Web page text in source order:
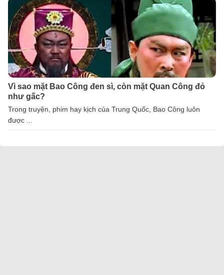
Vì sao mặt Bao Công đen sì, còn mặt Quan Công đỏ
như gấc?
Trong truyện, phim hay kịch của Trung Quốc, Bao Công luôn
được ...